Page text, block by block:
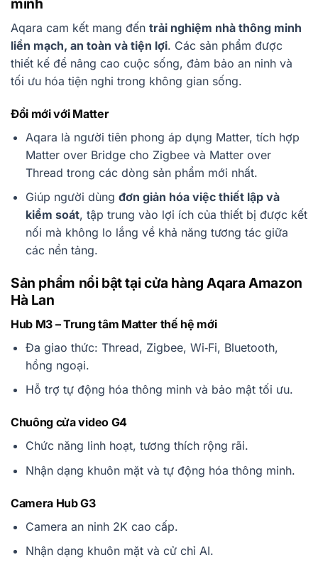
minh
Aqara cam kết mang đến trải nghiệm nhà thông minh
liền mạch, an toàn và tiện lợi. Các sản phẩm được
thiết kế để nâng cao cuộc sống, đảm bảo an ninh và
tối ưu hóa tiện nghi trong không gian sống.
Đổi mới với Matter
Aqara là người tiên phong áp dụng Matter, tích hợp
Matter over Bridge cho Zigbee và Matter over
Thread trong các dòng sản phẩm mới nhất.
Giúp người dùng đơn giản hóa việc thiết lập và
kiểm soát, tập trung vào lợi ích của thiết bị được kết
nối mà không lo lắng về khả năng tương tác giữa
các nền tảng.
Sản phẩm nổi bật tại cửa hàng Aqara Amazon
Hà Lan
Hub M3 – Trung tâm Matter thế hệ mới
Đa giao thức: Thread, Zigbee, Wi‑Fi, Bluetooth,
hồng ngoại.
Hỗ trợ tự động hóa thông minh và bảo mật tối ưu.
Chuông cửa video G4
Chức năng linh hoạt, tương thích rộng rãi.
Nhận dạng khuôn mặt và tự động hóa thông minh.
Camera Hub G3
Camera an ninh 2K cao cấp.
Nhận dạng khuôn mặt và cử chỉ AI.